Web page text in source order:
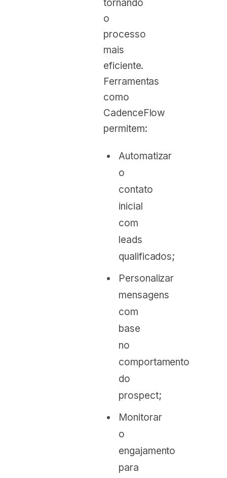
tornando
o
processo
mais
eficiente.
Ferramentas
como
CadenceFlow
permitem:
Automatizar
o
contato
inicial
com
leads
qualificados;
Personalizar
mensagens
com
base
no
comportamento
do
prospect;
Monitorar
o
engajamento
para